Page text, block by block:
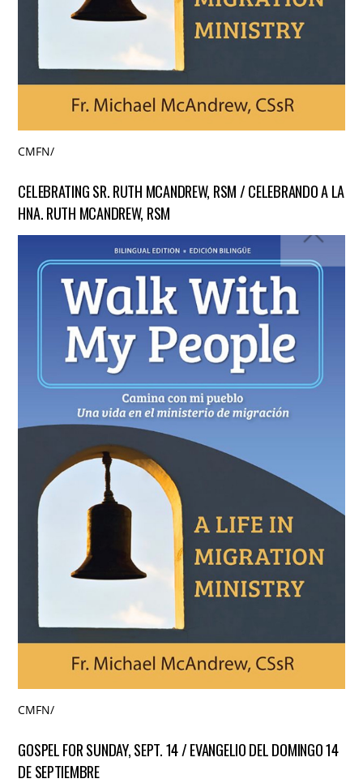
CMFN/
CELEBRATING SR. RUTH MCANDREW, RSM / CELEBRANDO A LA
HNA. RUTH MCANDREW, RSM
CMFN/
GOSPEL FOR SUNDAY, SEPT. 14 / EVANGELIO DEL DOMINGO 14
DE SEPTIEMBRE